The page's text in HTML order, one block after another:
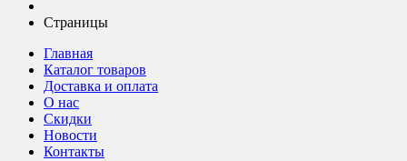
Страницы
Главная
Каталог товаров
Доставка и оплата
О нас
Скидки
Новости
Контакты